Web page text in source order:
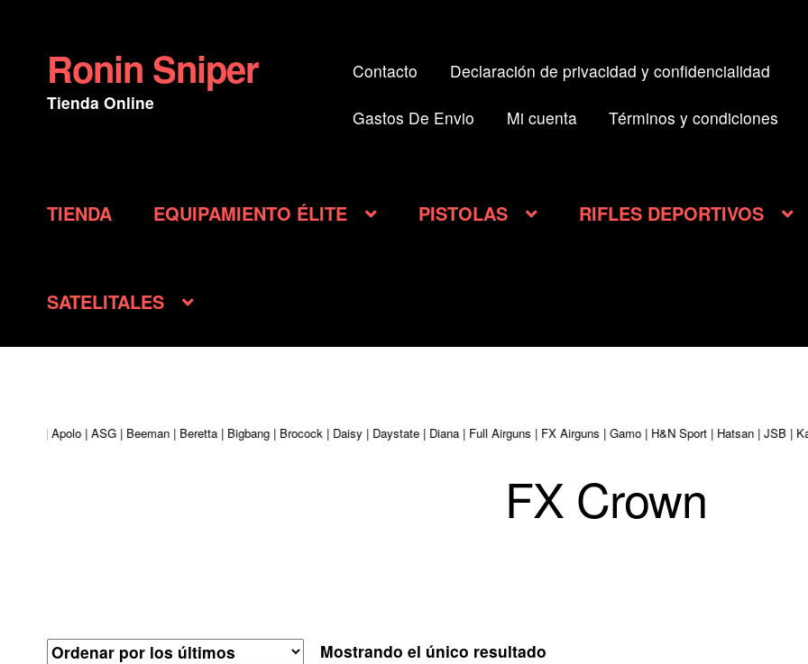
Ir
a
la
Ir
al
contenido
Ronin Sniper
Tienda Online
Contacto Declaración de privacidad y confidencialidad
Gastos De Envio Mi cuenta Términos y condiciones
TIENDA EQUIPAMIENTO ÉLITE PISTOLAS RIFLES DEPORTIVOS
SATELITALES
| Apolo | ASG | Beeman | Beretta | Bigbang | Brocock | Daisy | Daystate | Diana | Full Airguns | FX Airguns | Gamo | H&N Sport | Hatsan | JSB |
FX Crown
Mostrando el único resultado